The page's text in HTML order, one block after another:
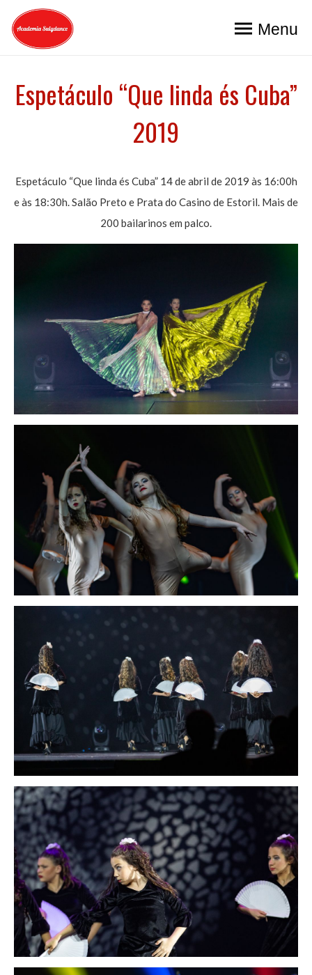
Menu
Espetáculo “Que linda és Cuba”
2019
Espetáculo “Que linda és Cuba” 14 de abril de 2019 às 16:00h
e às 18:30h. Salão Preto e Prata do Casino de Estoril. Mais de
200 bailarinos em palco.